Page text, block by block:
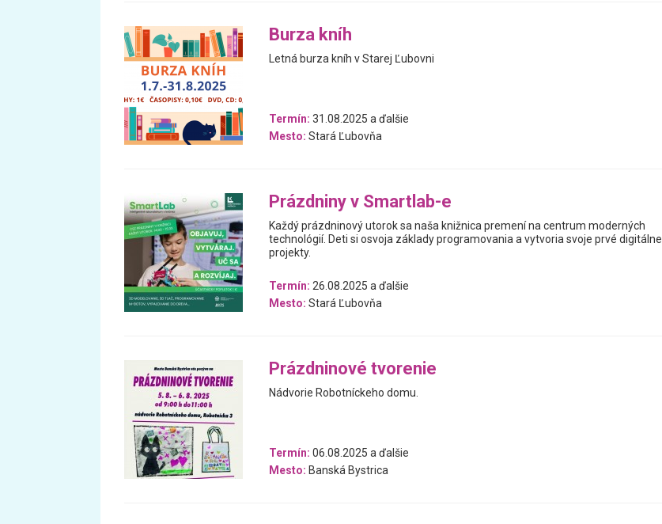
Burza kníh
Letná burza kníh v Starej Ľubovni
Termín: 31.08.2025 a ďalšie
Mesto: Stará Ľubovňa
Prázdniny v Smartlab-e
Každý prázdninový utorok sa naša knižnica premení na centrum moderných
technológií. Deti si osvoja základy programovania a vytvoria svoje prvé digitálne
projekty.
Termín: 26.08.2025 a ďalšie
Mesto: Stará Ľubovňa
Prázdninové tvorenie
Nádvorie Robotníckeho domu.
Termín: 06.08.2025 a ďalšie
Mesto: Banská Bystrica